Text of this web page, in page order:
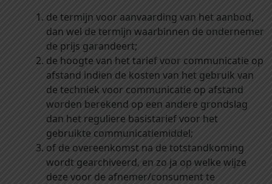
de termijn voor aanvaarding van het aanbod,
dan wel de termijn waarbinnen de ondernemer
de prijs garandeert;
de hoogte van het tarief voor communicatie op
afstand indien de kosten van het gebruik van
de techniek voor communicatie op afstand
worden berekend op een andere grondslag
dan het reguliere basistarief voor het
gebruikte communicatiemiddel;
of de overeenkomst na de totstandkoming
wordt gearchiveerd, en zo ja op welke wijze
deze voor de afnemer/consument te